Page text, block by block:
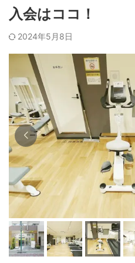
入会はココ！
2024年5月8日